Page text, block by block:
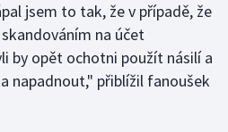
jsem to tak, že v případě, že
na účet
by opět ochotni použít násilí a
napadnout," přiblížil fanoušek